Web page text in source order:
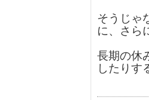
そうじゃ
に、さら
長期の休
したりす